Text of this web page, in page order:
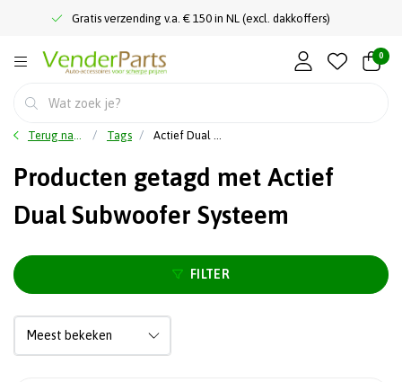
Gratis verzending v.a. € 150 in NL (excl. dakkoffers)
0
Terug naar home Tags Actief Dual Subwoofer Systeem
Producten getagd met Actief
Dual Subwoofer Systeem
FILTER